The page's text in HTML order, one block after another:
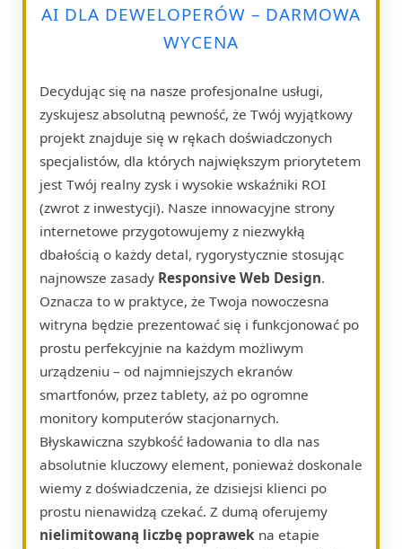
AI DLA DEWELOPERÓW – DARMOWA
WYCENA
Decydując się na nasze profesjonalne usługi,
zyskujesz absolutną pewność, że Twój wyjątkowy
projekt znajduje się w rękach doświadczonych
specjalistów, dla których największym priorytetem
jest Twój realny zysk i wysokie wskaźniki ROI
(zwrot z inwestycji). Nasze innowacyjne strony
internetowe przygotowujemy z niezwykłą
dbałością o każdy detal, rygorystycznie stosując
najnowsze zasady Responsive Web Design.
Oznacza to w praktyce, że Twoja nowoczesna
witryna będzie prezentować się i funkcjonować po
prostu perfekcyjnie na każdym możliwym
urządzeniu – od najmniejszych ekranów
smartfonów, przez tablety, aż po ogromne
monitory komputerów stacjonarnych.
Błyskawiczna szybkość ładowania to dla nas
absolutnie kluczowy element, ponieważ doskonale
wiemy z doświadczenia, że dzisiejsi klienci po
prostu nienawidzą czekać. Z dumą oferujemy
nielimitowaną liczbę poprawek na etapie